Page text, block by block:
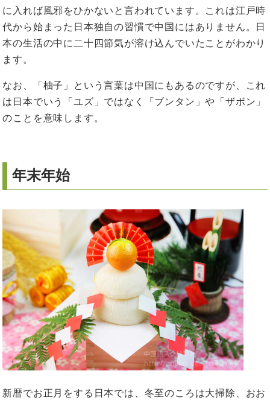
に入れば風邪をひかないと言われています。これは江戸時
代から始まった日本独自の習慣で中国にはありません。日
本の生活の中に二十四節気が溶け込んでいたことがわかり
ます。
なお、「柚子」という言葉は中国にもあるのですが、これ
は日本でいう「ユズ」ではなく「ブンタン」や「ザボン」
のことを意味します。
年末年始
新暦でお正月をする日本では、冬至のころは大掃除、おお